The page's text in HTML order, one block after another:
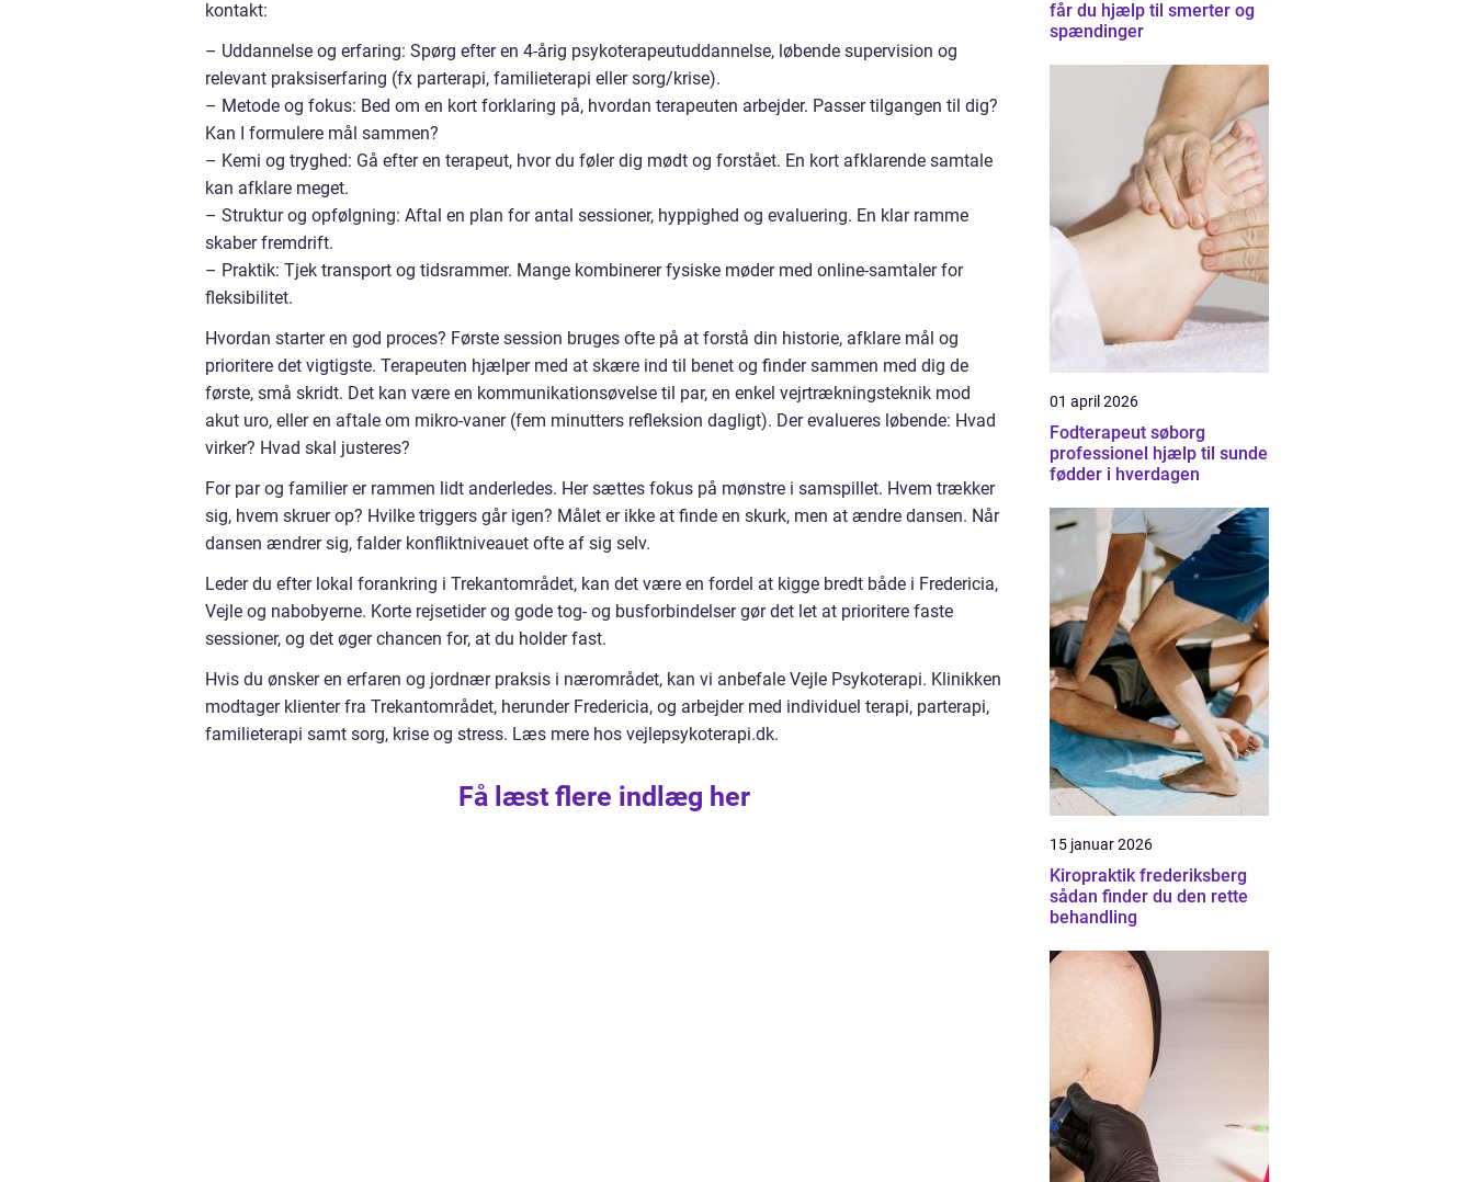
kontakt:
– Uddannelse og erfaring: Spørg efter en 4-årig psykoterapeutuddannelse, løbende supervision og
relevant praksiserfaring (fx parterapi, familieterapi eller sorg/krise).
– Metode og fokus: Bed om en kort forklaring på, hvordan terapeuten arbejder. Passer tilgangen til dig?
Kan I formulere mål sammen?
– Kemi og tryghed: Gå efter en terapeut, hvor du føler dig mødt og forstået. En kort afklarende samtale
kan afklare meget.
– Struktur og opfølgning: Aftal en plan for antal sessioner, hyppighed og evaluering. En klar ramme
skaber fremdrift.
– Praktik: Tjek transport og tidsrammer. Mange kombinerer fysiske møder med online-samtaler for
fleksibilitet.
Hvordan starter en god proces? Første session bruges ofte på at forstå din historie, afklare mål og
prioritere det vigtigste. Terapeuten hjælper med at skære ind til benet og finder sammen med dig de
første, små skridt. Det kan være en kommunikationsøvelse til par, en enkel vejrtrækningsteknik mod
akut uro, eller en aftale om mikro-vaner (fem minutters refleksion dagligt). Der evalueres løbende: Hvad
virker? Hvad skal justeres?
For par og familier er rammen lidt anderledes. Her sættes fokus på mønstre i samspillet. Hvem trækker
sig, hvem skruer op? Hvilke triggers går igen? Målet er ikke at finde en skurk, men at ændre dansen. Når
dansen ændrer sig, falder konfliktniveauet ofte af sig selv.
Leder du efter lokal forankring i Trekantområdet, kan det være en fordel at kigge bredt både i Fredericia,
Vejle og nabobyerne. Korte rejsetider og gode tog- og busforbindelser gør det let at prioritere faste
sessioner, og det øger chancen for, at du holder fast.
Hvis du ønsker en erfaren og jordnær praksis i nærområdet, kan vi anbefale Vejle Psykoterapi. Klinikken
modtager klienter fra Trekantområdet, herunder Fredericia, og arbejder med individuel terapi, parterapi,
familieterapi samt sorg, krise og stress. Læs mere hos vejlepsykoterapi.dk.
Få læst flere indlæg her
får du hjælp til smerter og
spændinger
01 april 2026
Fodterapeut søborg
professionel hjælp til sunde
fødder i hverdagen
15 januar 2026
Kiropraktik frederiksberg
sådan finder du den rette
behandling